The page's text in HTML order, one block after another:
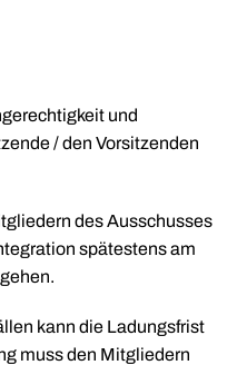
und
/ den Vorsitzenden
des Ausschusses
spätestens am
kann die Ladungsfrist
muss den Mitgliedern